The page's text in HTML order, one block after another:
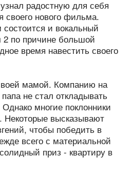
радостную для себя
своего нового фильма.
и вокальный
2 по причине большой
время навестить своего
мамой. Компанию на
не стал откладывать
многие поклонники
Некоторые высказывают
чтобы победить в
всего с материальной
приз - квартиру в